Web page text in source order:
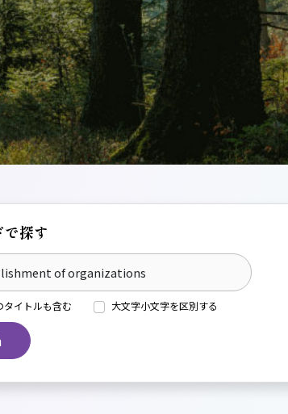
探す
タイトルも含む 大文字小文字を区別する